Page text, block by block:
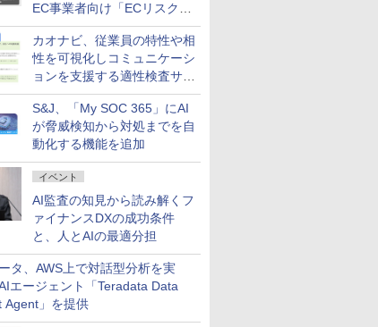
EC事業者向け「ECリスク対
策設計・運用支援サービス」
カオナビ、従業員の特性や相
性を可視化しコミュニケーシ
ョンを支援する適性検査サー
ビスを提供
S&J、「My SOC 365」にAI
が脅威検知から対処までを自
動化する機能を追加
イベント
AI監査の知見から読み解くフ
ァイナンスDXの成功条件
と、人とAIの最適分担
タ、AWS上で対話型分析を実
エージェント「Teradata Data
Agent」を提供